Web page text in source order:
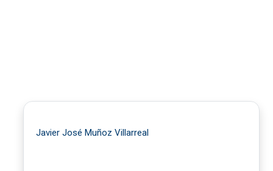
Javier José Muñoz Villarreal